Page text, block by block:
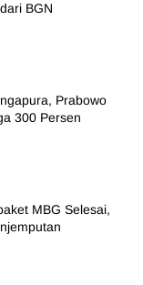
BGN
Prabowo
300 Persen
MBG Selesai,